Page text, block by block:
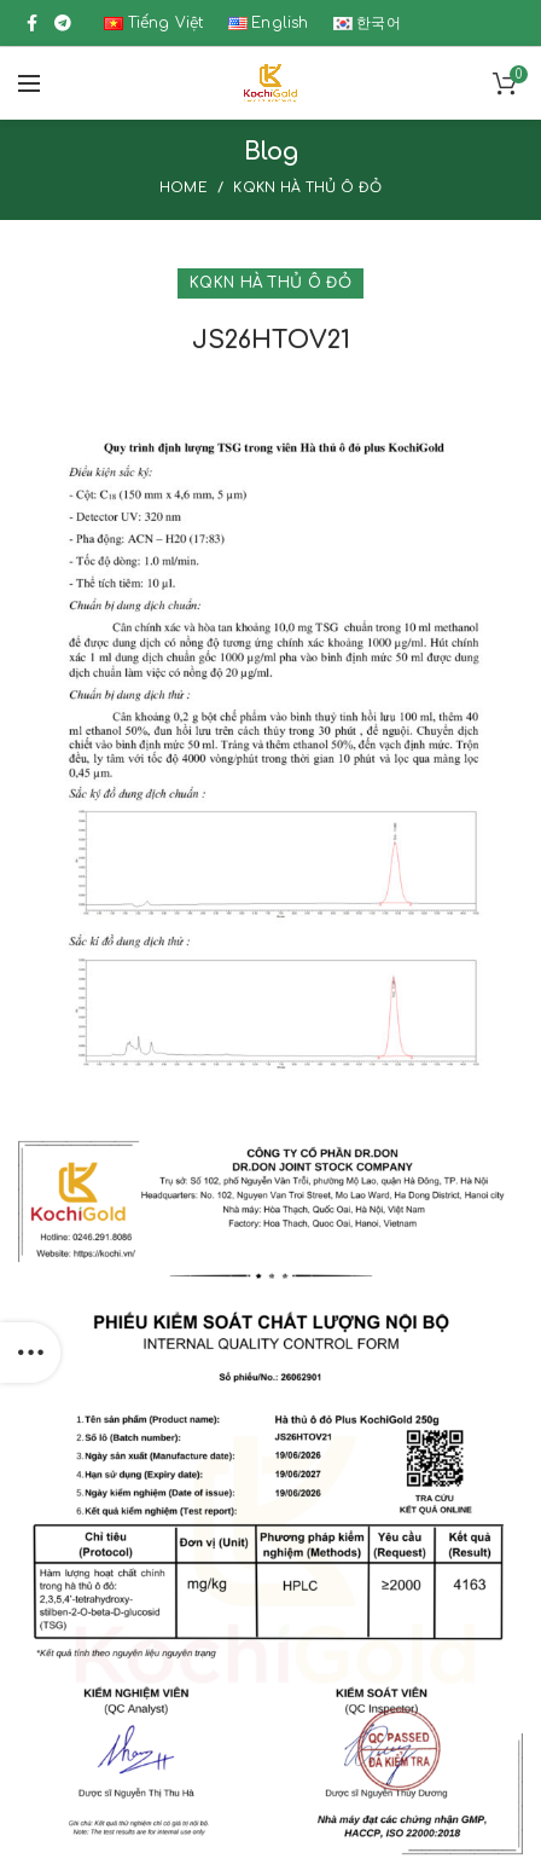
Tiếng Việt English 한국어
0
Blog
HOME KQKN HÀ THỦ Ô ĐỎ
KQKN HÀ THỦ Ô ĐỎ
JS26HTOV21